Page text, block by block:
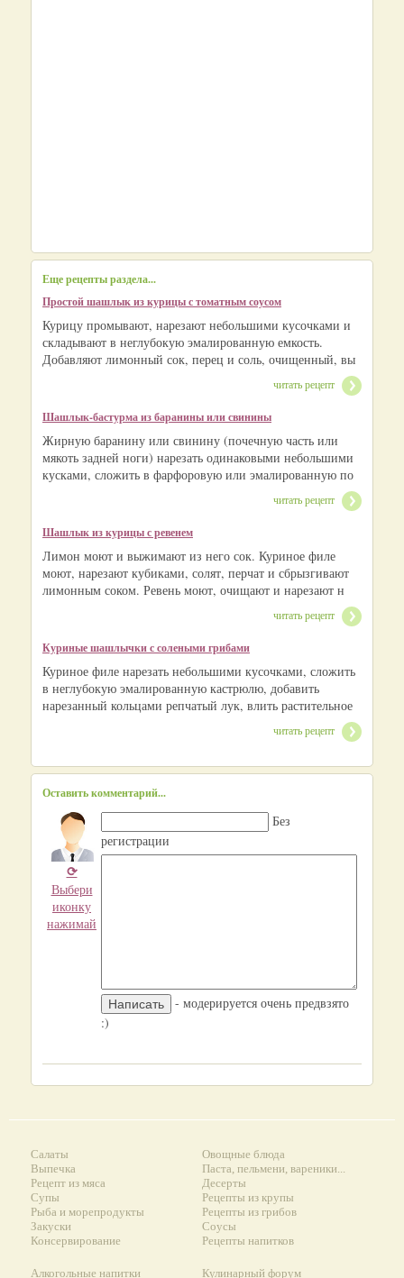
Еще рецепты раздела...
Простой шашлык из курицы с томатным соусом
Курицу промывают, нарезают небольшими кусочками и
складывают в неглубокую эмалированную емкость.
Добавляют лимонный сок, перец и соль, очищенный, вы
читать рецепт
Шашлык-бастурма из баранины или свинины
Жирную баранину или свинину (почечную часть или
мякоть задней ноги) нарезать одинаковыми небольшими
кусками, сложить в фарфоровую или эмалированную по
читать рецепт
Шашлык из курицы с ревенем
Лимон моют и выжимают из него сок. Куриное филе
моют, нарезают кубиками, солят, перчат и сбрызгивают
лимонным соком. Ревень моют, очищают и нарезают н
читать рецепт
Куриные шашлычки с солеными грибами
Куриное филе нарезать небольшими кусочками, сложить
в неглубокую эмалированную кастрюлю, добавить
нарезанный кольцами репчатый лук, влить растительное
читать рецепт
Оставить комментарий...
⟳
Выбери
иконку
нажимай
Без
регистрации
- модерируется очень предвзято
:)
Салаты
Выпечка
Рецепт из мяса
Супы
Рыба и морепродукты
Закуски
Консервирование
Овощные блюда
Паста, пельмени, вареники...
Десерты
Рецепты из крупы
Рецепты из грибов
Соусы
Рецепты напитков
Алкогольные напитки Кулинарный форум